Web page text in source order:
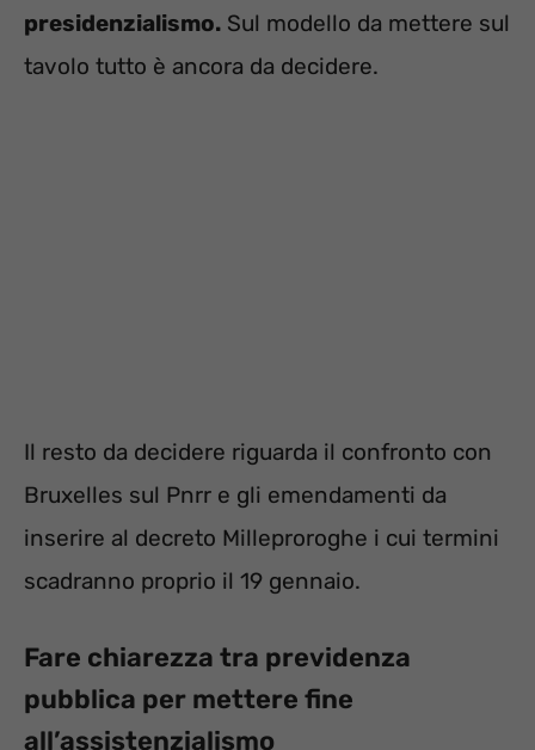
presidenzialismo. Sul modello da mettere sul
tavolo tutto è ancora da decidere.
Il resto da decidere riguarda il confronto con
Bruxelles sul Pnrr e gli emendamenti da
inserire al decreto Milleproroghe i cui termini
scadranno proprio il 19 gennaio.
Fare chiarezza tra previdenza
pubblica per mettere fine
all’assistenzialismo